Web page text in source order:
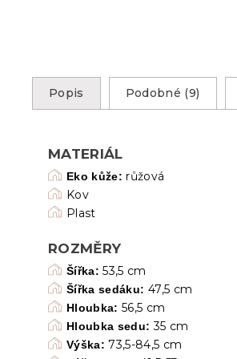
Popis Podobné (9)
MATERIÁL
Eko kůže: růžová
Kov
Plast
ROZMĚRY
Šířka: 53,5 cm
Šířka sedáku: 47,5 cm
Hloubka: 56,5 cm
Hloubka sedu: 35 cm
Výška: 73,5-84,5 cm